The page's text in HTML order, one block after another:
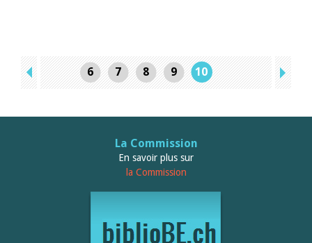
6 7 8 9 10
La Commission
En savoir plus sur
la Commission